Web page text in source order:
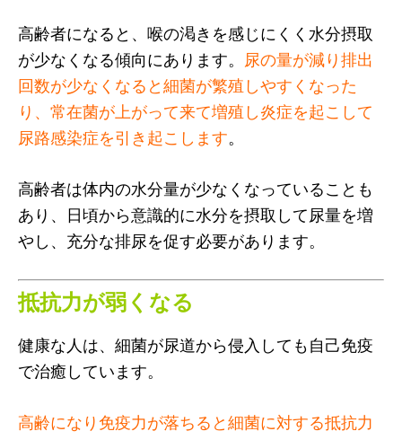
高齢者になると、喉の渇きを感じにくく水分摂取
が少なくなる傾向にあります。 尿の量が減り排出
回数が少なくなると細菌が繁殖しやすくなった
り、常在菌が上がって来て増殖し炎症を起こして
尿路感染症を引き起こします。
高齢者は体内の水分量が少なくなっていることも
あり、日頃から意識的に水分を摂取して尿量を増
やし、充分な排尿を促す必要があります。
抵抗力が弱くなる
健康な人は、細菌が尿道から侵入しても自己免疫
で治癒しています。
高齢になり免疫力が落ちると細菌に対する抵抗力